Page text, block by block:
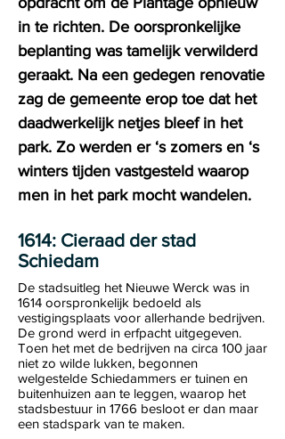
in te richten. De oorspronkelijke
beplanting was tamelijk verwilderd
geraakt. Na een gedegen renovatie
zag de gemeente erop toe dat het
daadwerkelijk netjes bleef in het
park. Zo werden er ‘s zomers en ‘s
winters tijden vastgesteld waarop
men in het park mocht wandelen.
1614: Cieraad der stad
Schiedam
De stadsuitleg het Nieuwe Werck was in
1614 oorspronkelijk bedoeld als
vestigingsplaats voor allerhande bedrijven.
De grond werd in erfpacht uitgegeven.
Toen het met de bedrijven na circa 100 jaar
niet zo wilde lukken, begonnen
welgestelde Schiedammers er tuinen en
buitenhuizen aan te leggen, waarop het
stadsbestuur in 1766 besloot er dan maar
een stadspark van te maken.